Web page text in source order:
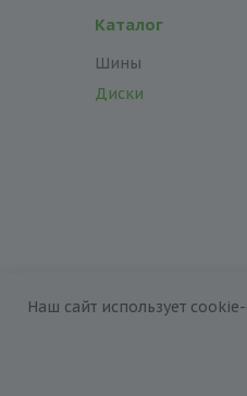
Каталог
Шины
Диски
Наш сайт использует